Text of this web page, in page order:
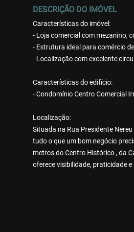
DESCRIÇÃO DO IMÓVEL
Características do imóvel:
- Loja comercial com mezanino,
- Estrutura ideal para comércio
- Localização com excelente
Características do edifício:
- Condomínio Centro Comercial
Localização:
Situada na Rua Presidente
tudo o que um bom negócio
metros do Centro Histórico , da
oferece visibilidade, praticidade e